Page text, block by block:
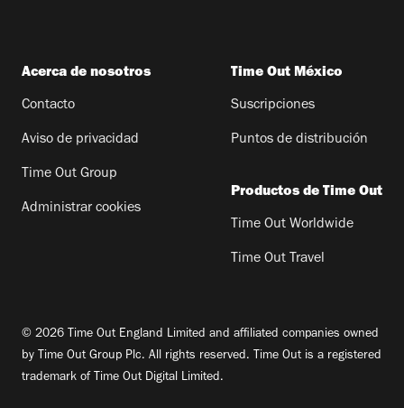
Acerca de nosotros
Contacto
Aviso de privacidad
Time Out Group
Administrar cookies
Time Out México
Suscripciones
Puntos de distribución
Productos de Time Out
Time Out Worldwide
Time Out Travel
© 2026 Time Out England Limited and affiliated companies owned
by Time Out Group Plc. All rights reserved. Time Out is a registered
trademark of Time Out Digital Limited.